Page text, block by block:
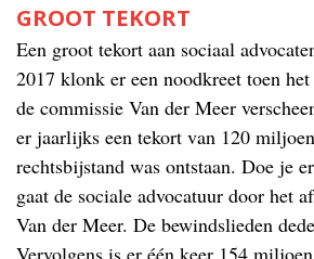
GROOT TEKORT
Een groot tekort aan sociaal
2017 klonk er een noodkreet toen
de commissie Van der Meer
er jaarlijks een tekort van 120
rechtsbijstand was ontstaan. Doe je
gaat de sociale advocatuur door het
Van der Meer. De bewindslieden
Vervolgens is er één keer 154 miljoen